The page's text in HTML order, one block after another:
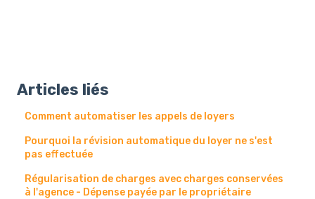
Articles liés
Comment automatiser les appels de loyers
Pourquoi la révision automatique du loyer ne s'est
pas effectuée
Régularisation de charges avec charges conservées
à l'agence - Dépense payée par le propriétaire